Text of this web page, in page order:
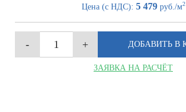
Цена (с НДС): 5 479руб./м2
ЗАЯВКА НА РАСЧЁТ